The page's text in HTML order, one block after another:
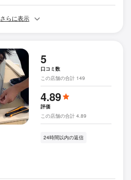
さらに表示
5
口コミ数
この店舗の合計 149
4.89
評価
この店舗の合計 4.89
24時間以内の返信